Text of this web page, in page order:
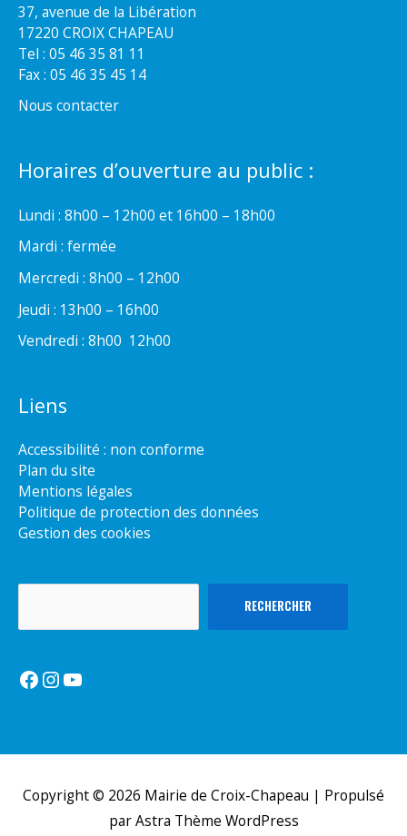
37, avenue de la Libération
17220 CROIX CHAPEAU
Tel : 05 46 35 81 11
Fax : 05 46 35 45 14
Nous contacter
Horaires d’ouverture au public :
Lundi : 8h00 – 12h00 et 16h00 – 18h00
Mardi : fermée
Mercredi : 8h00 – 12h00
Jeudi : 13h00 – 16h00
Vendredi : 8h00  12h00
Liens
Accessibilité : non conforme
Plan du site
Mentions légales
Politique de protection des données
Gestion des cookies
RECHERCHER
Facebook
Instagram
YouTube
Copyright © 2026 Mairie de Croix-Chapeau | Propulsé
parAstra Thème WordPress